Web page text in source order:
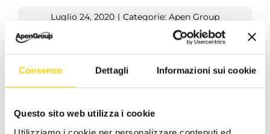
Consenso Dettagli Informazioni sui cookie
Questo sito web utilizza i cookie
Utilizziamo i cookie per personalizzare contenuti ed
Luglio 24, 2020 | Categorie: Apen Group